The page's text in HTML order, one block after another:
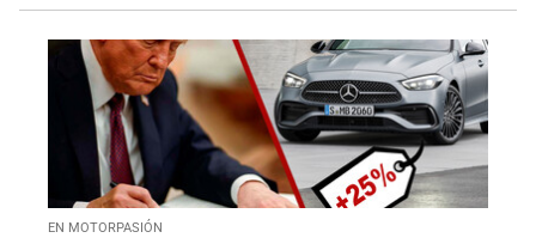
EN MOTORPASIÓN